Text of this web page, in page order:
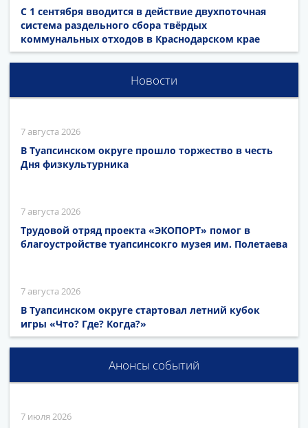
С 1 сентября вводится в действие двухпоточная
система раздельного сбора твёрдых
коммунальных отходов в Краснодарском крае
Новости
7 августа 2026
В Туапсинском округе прошло торжество в честь
Дня физкультурника
7 августа 2026
Трудовой отряд проекта «ЭКОПОРТ» помог в
благоустройстве туапсинсокго музея им. Полетаева
7 августа 2026
В Туапсинском округе стартовал летний кубок
игры «Что? Где? Когда?»
Анонсы событий
7 июля 2026